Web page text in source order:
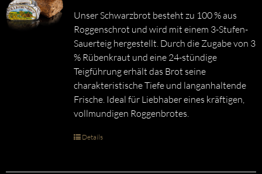
Unser Schwarzbrot besteht zu 100 % aus
Roggenschrot und wird mit einem 3-Stufen-
Sauerteig hergestellt. Durch die Zugabe von 3
% Rübenkraut und eine 24-stündige
Teigführung erhält das Brot seine
charakteristische Tiefe und langanhaltende
Frische. Ideal für Liebhaber eines kräftigen,
vollmundigen Roggenbrotes.
Details